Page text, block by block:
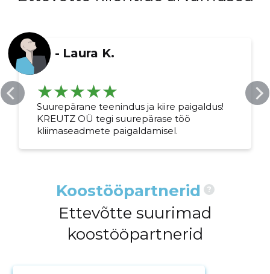
- Laura K.
Suurepärane teenindus ja kiire paigaldus!
KREUTZ OÜ tegi suurepärase töö
kliimaseadmete paigaldamisel.
Koostööpartnerid ?
Ettevõtte suurimad
koostööpartnerid